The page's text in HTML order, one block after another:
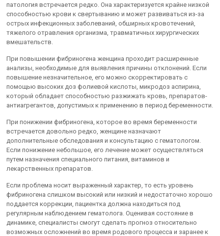
патология встречается редко. Она характеризуется крайне низкой
способностью крови к свертыванию и может развиваться из-за
острых инфекционных заболеваний, обширных кровотечений,
тяжелого отравления организма, травматичных хирургических
вмешательств.
При повышении фибриногена женщина проходит расширенные
анализы, необходимые для выявления причины отклонений. Если
повышение незначительное, его можно скорректировать с
помощью высоких доз фолиевой кислоты, микродоз аспирина,
который обладает способностью разжижать кровь, препаратов-
антиагрегантов, допустимых к применению в период беременности.
При понижении фибриногена, которое во время беременности
встречается довольно редко, женщине назначают
дополнительные обследования и консультацию с гематологом.
Если понижение небольшое, его лечение может осуществляться
путем назначения специального питания, витаминов и
лекарственных препаратов.
Если проблема носит выраженный характер, то есть уровень
фибриногена слишком высокий или низкий и недостаточно хорошо
поддается коррекции, пациентка должна находиться под
регулярным наблюдением гематолога. Оценивая состояние в
динамике, специалисты смогут сделать прогноз относительно
возможных осложнений во время родового процесса и заранее к